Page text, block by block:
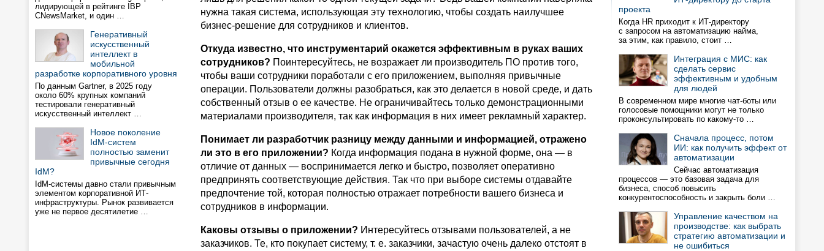
лидирующей в рейтинге IBP
CNewsMarket, и один …
Генеративный
искусственный
интеллект в
мобильной
разработке корпоративного уровня
По данным Gartner, в 2025 году
около 60% крупных компаний
тестировали генеративный
искусственный интеллект …
Новое поколение
IdM-систем
полностью заменит
привычные сегодня
IdM?
IdM-системы давно стали привычным
элементом корпоративной ИТ-
инфраструктуры. Рынок развивается
уже не первое десятилетие …
нужна такая система, использующая эту технологию, чтобы создать наилучшее
бизнес-решение для сотрудников и клиентов.
Откуда известно, что инструментарий окажется эффективным в руках ваших
сотрудников? Поинтересуйтесь, не возражает ли производитель ПО против того,
чтобы ваши сотрудники поработали с его приложением, выполняя привычные
операции. Пользователи должны разобраться, как это делается в новой среде, и дать
собственный отзыв о ее качестве. Не ограничивайтесь только демонстрационными
материалами производителя, так как информация в них имеет рекламный характер.
Понимает ли разработчик разницу между данными и информацией, отражено
ли это в его приложении? Когда информация подана в нужной форме, она — в
отличие от данных — воспринимается легко и быстро, позволяет оперативно
предпринять соответствующие действия. Так что при выборе системы отдавайте
предпочтение той, которая полностью отражает потребности вашего бизнеса и
сотрудников в информации.
Каковы отзывы о приложении? Интересуйтесь отзывами пользователей, а не
заказчиков. Те, кто покупает систему, т. е. заказчики, зачастую очень далеко отстоят в
проекта
Когда HR приходит к ИТ-директору
с запросом на автоматизацию найма,
за этим, как правило, стоит …
Интеграция с МИС: как
сделать сервис
эффективным и удобным
для людей
В современном мире многие чат-боты или
голосовые помощники могут не только
проконсультировать по какому-то …
Сначала процесс, потом
ИИ: как получить эффект от
автоматизации
Сейчас автоматизация
процессов — это базовая задача для
бизнеса, способ повысить
конкурентоспособность и закрыть боли …
Управление качеством на
производстве: как выбрать
стратегию автоматизации и
не ошибиться